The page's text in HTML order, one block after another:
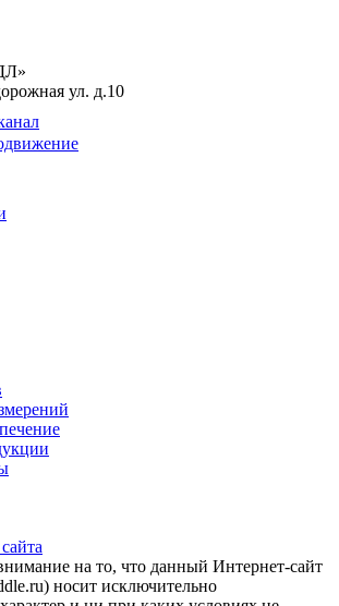
ул. д.10
на то, что данный Интернет-сайт
носит исключительно